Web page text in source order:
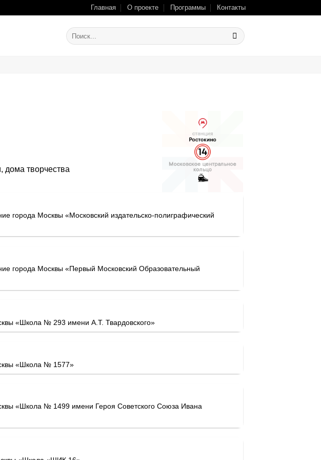
Главная О проекте Программы Контакты
дома творчества
города Москвы «Московский издательско-полиграфический
города Москвы «Первый Московский Образовательный
«Школа № 293 имени А.Т. Твардовского»
«Школа № 1577»
«Школа № 1499 имени Героя Советского Союза Ивана